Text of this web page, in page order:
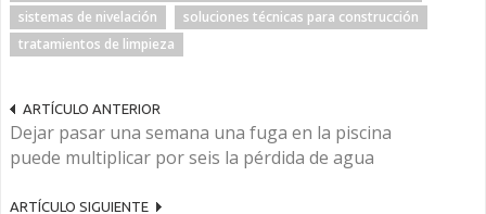
sistemas de nivelación
soluciones técnicas para construcción
tratamientos de limpieza
ARTÍCULO ANTERIOR
Dejar pasar una semana una fuga en la piscina
puede multiplicar por seis la pérdida de agua
ARTÍCULO SIGUIENTE